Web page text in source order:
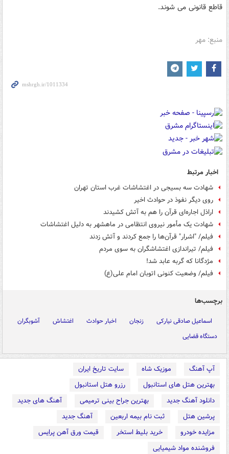
قاطع قانونی می شوند.
منبع: مهر
اخبار مرتبط
شهادت سه بسیجی در اغتشاشات غرب استان تهران
روی دیگر نفوذ در حوادث اخیر
اراذل اجاره‌ای قرآن را هم به آتش کشیدند
شهادت یک مأمور نیروی انتظامی در ماهشهر به دلیل اغتشاشات
فیلم/ "اشرار" قرآن‌ها را جمع کردند و آتش زدند
فیلم/ تیراندازی اغتشاشگران به سوی مردم
مژدگانا که گربه عابد شد!
فیلم/ وضعیت کنونی اتوبان امام علی(ع)
برچسب‌ها
اسماعیل صادقی نیارکی زنجان اخبار حوادث اغتشاش
آشوبگران
دستگاه قضایی
آپ آهنگ موزیک شاه
سایت تاریخ ایران
بهترین هتل های استانبول
رزرو هتل استانبول
دانلود آهنگ جدید
بهترین جراح بینی ترمیمی
آهنگ های جدید
پرشین هتل
ثبت نام بیمه اربعین
آهنگ جدید
مزایده خودرو
خرید بلیط استخر
قیمت ورق آهن پرایس
فروشنده مواد شیمیایی